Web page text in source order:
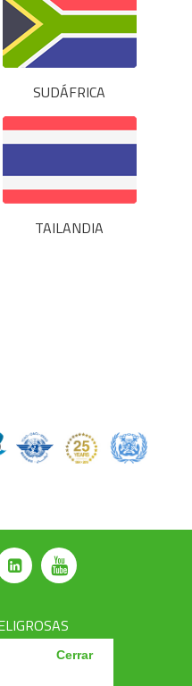
Cerrar
SUDÁFRICA
TAILANDIA